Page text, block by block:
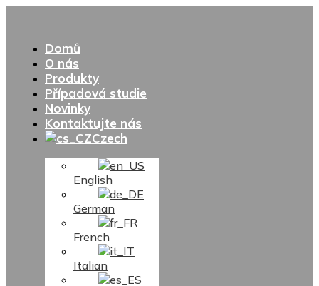
Domů
O nás
Produkty
Případová studie
Novinky
Kontaktujte nás
Czech
English
German
French
Italian